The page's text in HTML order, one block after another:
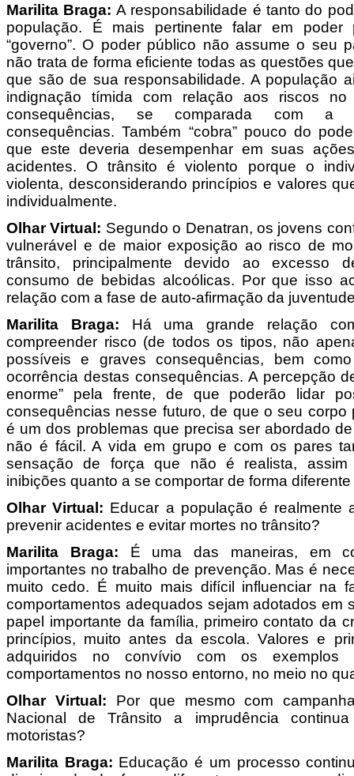
Marilita Braga: A responsabilidade é tanto do
população. É mais pertinente falar em
“governo”. O poder público não assume o seu
não trata de forma eficiente todas as questões
que são de sua responsabilidade. A população
indignação tímida com relação aos riscos
consequências, se comparada com a
consequências. Também “cobra” pouco do
que este deveria desempenhar em suas
acidentes. O trânsito é violento porque o
violenta, desconsiderando princípios e valores
individualmente.
Olhar Virtual: Segundo o Denatran, os jovens
vulnerável e de maior exposição ao risco de
trânsito, principalmente devido ao excesso
consumo de bebidas alcoólicas. Por que isso
relação com a fase de auto-afirmação da
Marilita Braga: Há uma grande relação
compreender risco (de todos os tipos, não
possíveis e graves consequências, bem
ocorrência destas consequências. A percepção
enorme” pela frente, de que poderão lidar
consequências nesse futuro, de que o seu corpo
é um dos problemas que precisa ser abordado
não é fácil. A vida em grupo e com os pares
sensação de força que não é realista,
inibições quanto a se comportar de forma
Olhar Virtual: Educar a população é realmente
prevenir acidentes e evitar mortes no trânsito?
Marilita Braga: É uma das maneiras, em
importantes no trabalho de prevenção. Mas é
muito cedo. É muito mais difícil influenciar na
comportamentos adequados sejam adotados em
papel importante da família, primeiro contato da
princípios, muito antes da escola. Valores e
adquiridos no convívio com os
comportamentos no nosso entorno, no meio no
Olhar Virtual: Por que mesmo com
Nacional de Trânsito a imprudência
motoristas?
Marilita Braga: Educação é um processo